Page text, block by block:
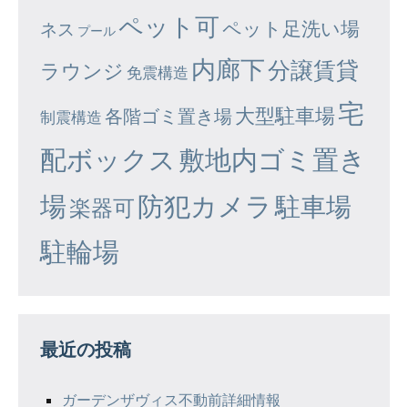
ネス プール ペット可ペット足洗い場
ラウンジ 免震構造 内廊下分譲賃貸
制震構造 各階ゴミ置き場大型駐車場宅
配ボックス 敷地内ゴミ置き
場楽器可防犯カメラ 駐車場
駐輪場
最近の投稿
ガーデンザヴィス不動前詳細情報